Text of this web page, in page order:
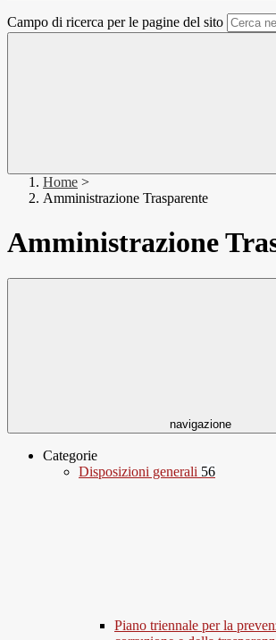
Campo di ricerca per le pagine del sito
Home >
Amministrazione Trasparente
Amministrazione
navigazione
Categorie
Disposizioni generali 56
Piano triennale per la